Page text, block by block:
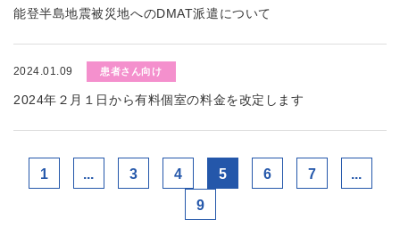
能登半島地震被災地へのDMAT派遣について
2024.01.09 患者さん向け
2024年２月１日から有料個室の料金を改定します
1 ... 3 4 5 6 7 ...
9